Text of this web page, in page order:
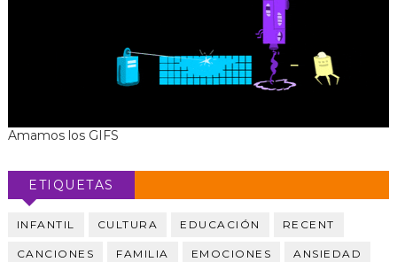
Amamos los GIFS
ETIQUETAS
INFANTIL CULTURA EDUCACIÓN RECENT
CANCIONES FAMILIA EMOCIONES ANSIEDAD